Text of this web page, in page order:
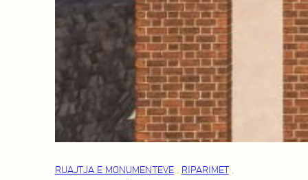
RUAJTJA E MONUMENTEVE , RIPARIMET
,